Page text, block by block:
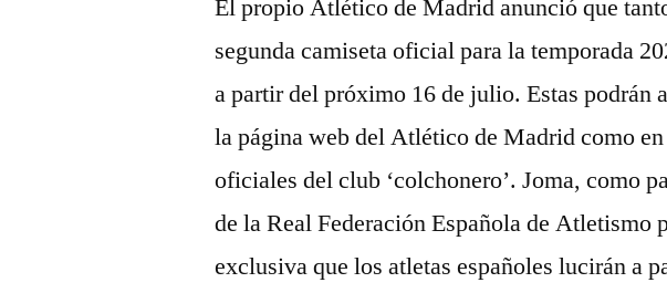
El propio Atlético de Madrid anunció que
segunda camiseta oficial para la temporada
a partir del próximo 16 de julio. Estas podrán
la página web del Atlético de Madrid como
oficiales del club ‘colchonero’. Joma, como
de la Real Federación Española de Atletismo
exclusiva que los atletas españoles lucirán a